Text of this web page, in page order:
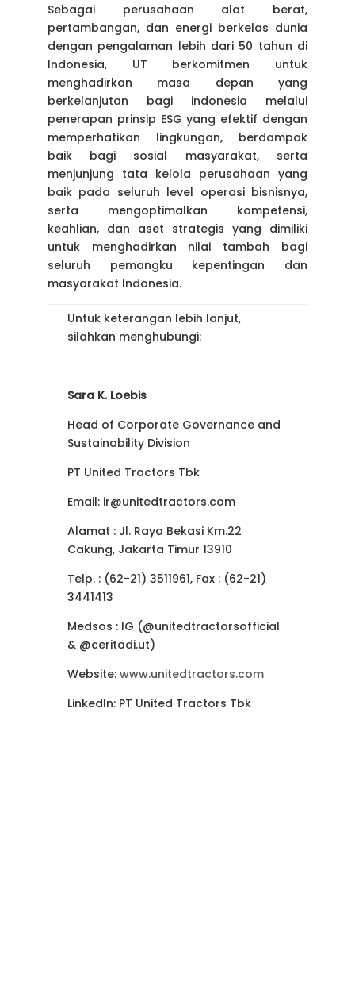
Sebagai perusahaan alat berat,
pertambangan, dan energi berkelas dunia
dengan pengalaman lebih dari 50 tahun di
Indonesia, UT berkomitmen untuk
menghadirkan masa depan yang
berkelanjutan bagi indonesia melalui
penerapan prinsip ESG yang efektif dengan
memperhatikan lingkungan, berdampak
baik bagi sosial masyarakat, serta
menjunjung tata kelola perusahaan yang
baik pada seluruh level operasi bisnisnya,
serta mengoptimalkan kompetensi,
keahlian, dan aset strategis yang dimiliki
untuk menghadirkan nilai tambah bagi
seluruh pemangku kepentingan dan
masyarakat Indonesia.
Untuk keterangan lebih lanjut,
silahkan menghubungi:
Sara K. Loebis
Head of Corporate Governance and
Sustainability Division
PT United Tractors Tbk
Email: ir@unitedtractors.com
Alamat : Jl. Raya Bekasi Km.22
Cakung, Jakarta Timur 13910
Telp. : (62-21) 3511961, Fax : (62-21)
3441413
Medsos : IG (@unitedtractorsofficial
& @ceritadi.ut)
Website: www.unitedtractors.com
LinkedIn: PT United Tractors Tbk